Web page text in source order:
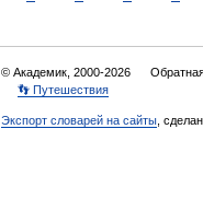
© Академик, 2000-2026
👣 Путешествия
Экспорт словарей на сайты ,